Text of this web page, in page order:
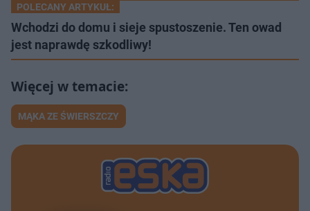
POLECANY ARTYKUŁ:
Wchodzi do domu i sieje spustoszenie. Ten owad
jest naprawdę szkodliwy!
MĄKA ZE ŚWIERSZCZY